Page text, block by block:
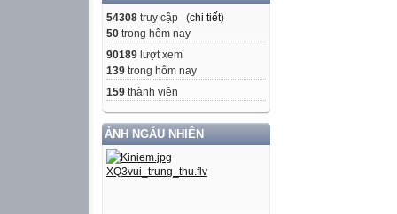
54308 truy cập (chi tiết)
50 trong hôm nay
90189 lượt xem
139 trong hôm nay
159 thành viên
ẢNH NGẪU NHIÊN